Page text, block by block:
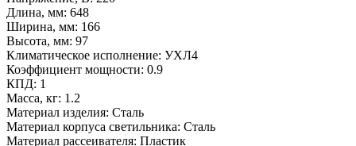
Длина, мм: 648
Ширина, мм: 166
Высота, мм: 97
Климатическое исполнение: УХЛ4
Коэффициент мощности: 0.9
КПД: 1
Масса, кг: 1.2
Материал изделия: Сталь
Материал корпуса светильника: Сталь
Материал рассеивателя: Пластик